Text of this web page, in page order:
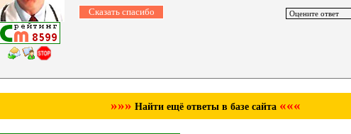
»»» Найти ещё ответы в базе сайта «««